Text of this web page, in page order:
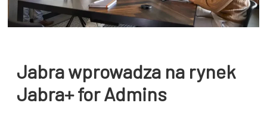
Jabra wprowadza na rynek
Jabra+ for Admins